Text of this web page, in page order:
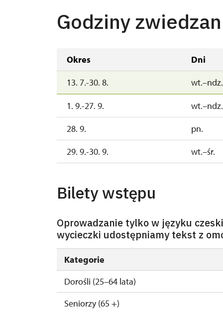
Godziny
Okres Dni
13. 7.-30. 8.
wt.–ndz.
1. 9.-27. 9. wt.–ndz.
28. 9.
pn.
29. 9.-30. 9.
wt.–śr.
Bilety wstępu
Oprowadzanie tylko w języku
wycieczki udostępniamy tekst z
Kategorie
Dorośli (25–64 lata)
Seniorzy (65 +)